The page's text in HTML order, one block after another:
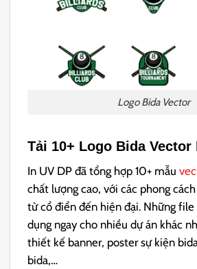
Logo Bida Vector
Tải 10+ Logo Bida Vector
In UV DP đã tổng hợp 10+ mẫu
chất lượng cao, với các phong
từ cổ điển đến hiện đại. Những
dụng ngay cho nhiều dự án khác
thiết kế banner, poster sự kiện
bida,…